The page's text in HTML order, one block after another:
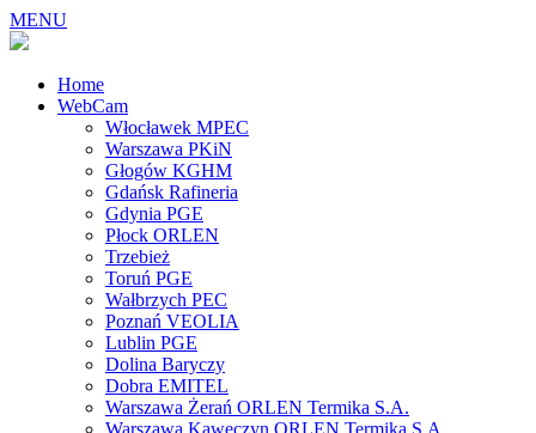
MENU
Home
WebCam
Włocławek MPEC
Warszawa PKiN
Głogów KGHM
Gdańsk Rafineria
Gdynia PGE
Płock ORLEN
Trzebież
Toruń PGE
Wałbrzych PEC
Poznań VEOLIA
Lublin PGE
Dolina Baryczy
Dobra EMITEL
Warszawa Żerań ORLEN Termika S.A.
Warszawa Kawęczyn ORLEN Termika S.A.